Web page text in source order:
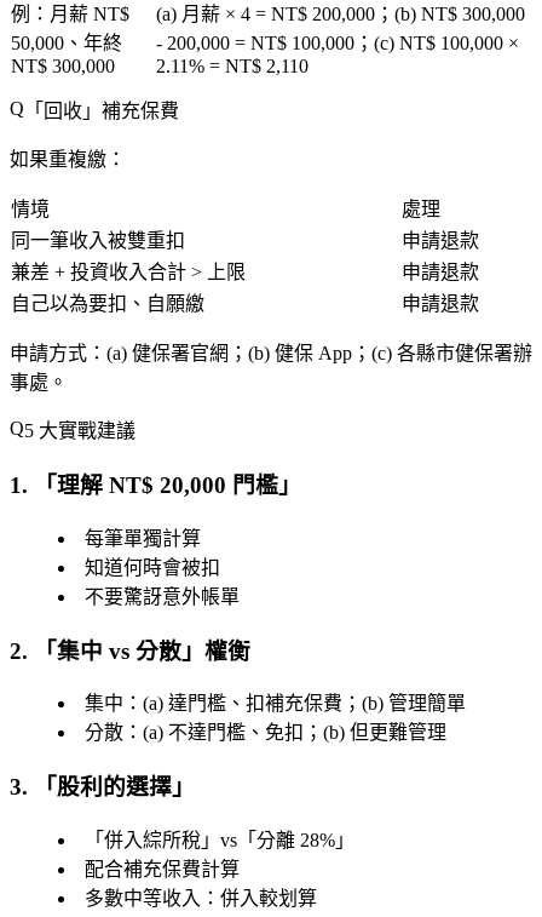
例 ：月薪 NT$
50,000、年終
NT$ 300,000
(a) 月薪 × 4 = NT$ 200,000；(b) NT$ 300,000
- 200,000 = NT$ 100,000；(c) NT$ 100,000 ×
2.11% = NT$ 2,110
「 回收 」補充保費
如果重複繳：
情境
處理
同一筆收入被雙重扣
申請退款
兼差 + 投資收入合計 > 上限
申請退款
自己以為要扣、自願繳
申請退款
申請方式 ：(a) 健保署官網；(b) 健保 App；(c) 各縣市健保署辦
事處。
5 大實戰建議
1. 「理解 NT$ 20,000 門檻 」
每筆單獨計算
知道何時會被扣
不要驚訝意外帳單
2. 「集中 vs 分散 」權衡
集中：(a) 達門檻、扣補充保費；(b) 管理簡單
分散：(a) 不達門檻、免扣；(b) 但更難管理
3. 「 股利的選擇 」
「併入綜所稅」vs「分離 28%」
配合補充保費計算
多數中等收入：併入較划算